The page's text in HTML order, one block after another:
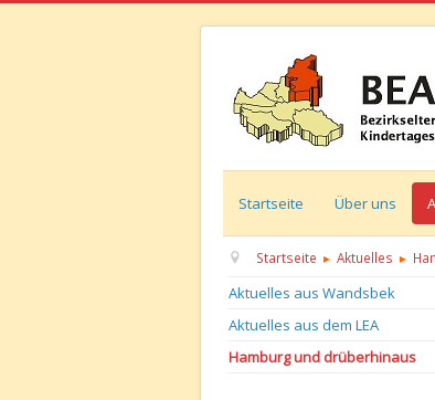
Startseite Über uns
Startseite Aktuelles
Aktuelles aus Wandsbek
Aktuelles aus dem LEA
Hamburg und drüberhinaus